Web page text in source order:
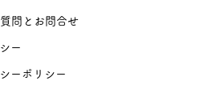
問とお問合せ
ー
ーポリシー